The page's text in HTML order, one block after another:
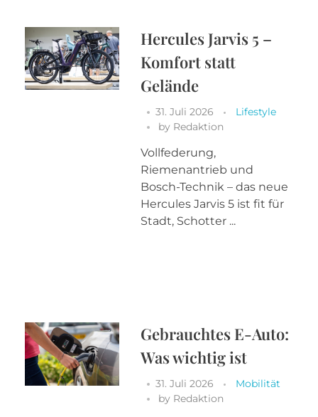
Hercules Jarvis 5 –
Komfort statt
Gelände
31. Juli 2026
Lifestyle
by Redaktion
Vollfederung,
Riemenantrieb und
Bosch-Technik – das neue
Hercules Jarvis 5 ist fit für
Stadt, Schotter ...
Gebrauchtes E-Auto:
Was wichtig ist
31. Juli 2026
Mobilität
by Redaktion